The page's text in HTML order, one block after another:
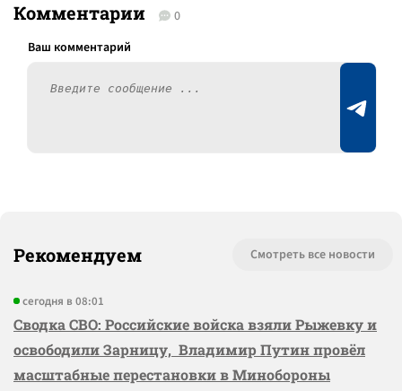
Комментарии 0
Рекомендуем Смотреть все новости
сегодня в 08:01
Сводка СВО: Российские войска взяли Рыжевку и
освободили Зарницу, Владимир Путин провёл
масштабные перестановки в Минобороны